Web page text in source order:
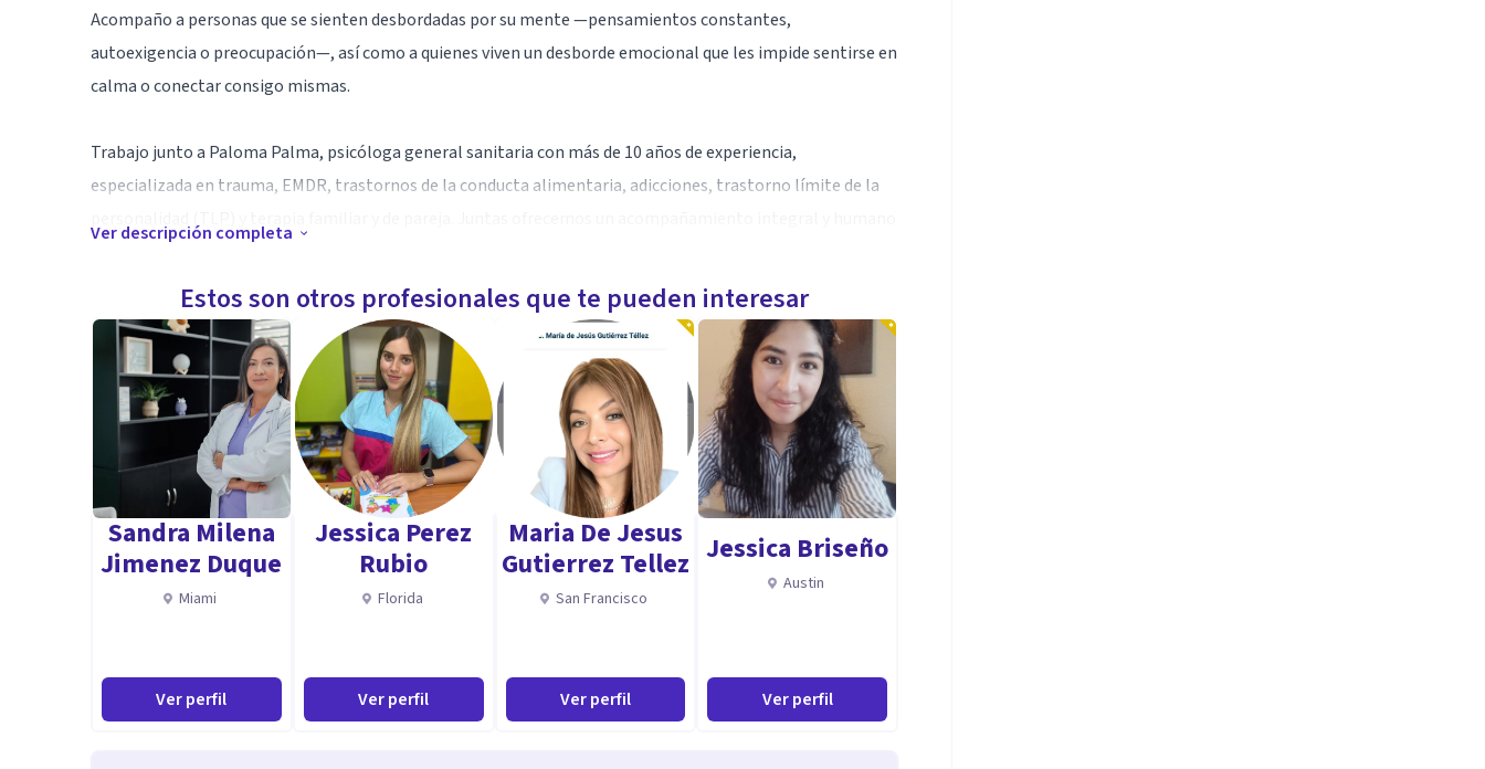
Acompaño a personas que se sienten desbordadas por su mente —pensamientos constantes,
autoexigencia o preocupación—, así como a quienes viven un desborde emocional que les impide sentirse en
calma o conectar consigo mismas.
Trabajo junto a Paloma Palma, psicóloga general sanitaria con más de 10 años de experiencia,
especializada en trauma, EMDR, trastornos de la conducta alimentaria, adicciones, trastorno límite de la
crisis vitales.
Nuestro enfoque es cálido, profesional y basado en la evidencia. Integramos herramientas como la Terapia
Cognitivo-Conductual, la psicoeducación emocional y la práctica de Mindfulness aplicada a la vida diaria.
Si estás buscando un espacio terapéutico respetuoso, sin juicios y adaptado a ti, puedes escribirnos sin
compromiso. Ofrecemos sesiones online y presenciales en Málaga.
Especialidad
ansiedad
TOC
Trastorno de conducta alimentaria
Ver descripción completa
Estos son otros profesionales que te pueden interesar
Sandra Milena
Jimenez Duque
Miami
Ver perfil
Jessica Perez
Rubio
Florida
Ver perfil
Maria De Jesus
Gutierrez Tellez
San Francisco
Ver perfil
Jessica Briseño
Austin
Ver perfil